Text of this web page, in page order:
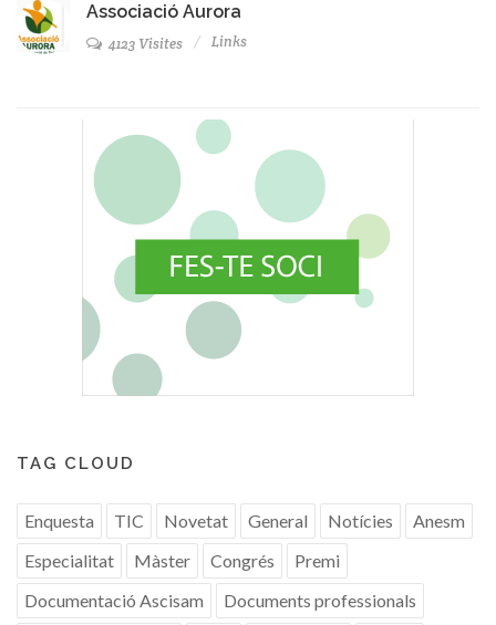
Associació Aurora
4123 Visites Links
TAG CLOUD
Enquesta TIC Novetat General Notícies
Anesm
Especialitat
Màster Congrés
Premi
Documentació Ascisam
Documents professionals